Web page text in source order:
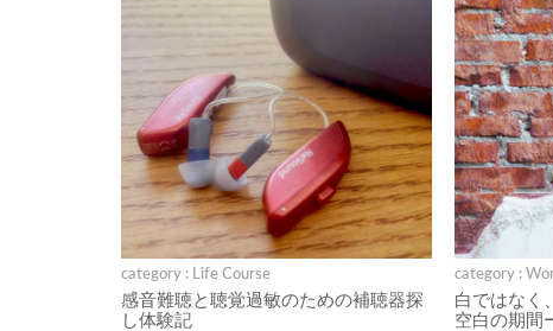
category : Life Course
感音難聴と聴覚過敏のための補聴器探
し体験記
category :
白ではなく
空白の期間